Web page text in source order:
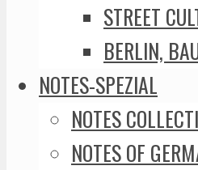
STREET
BERLIN,
NOTES-SPEZIAL
NOTES
NOTES OF